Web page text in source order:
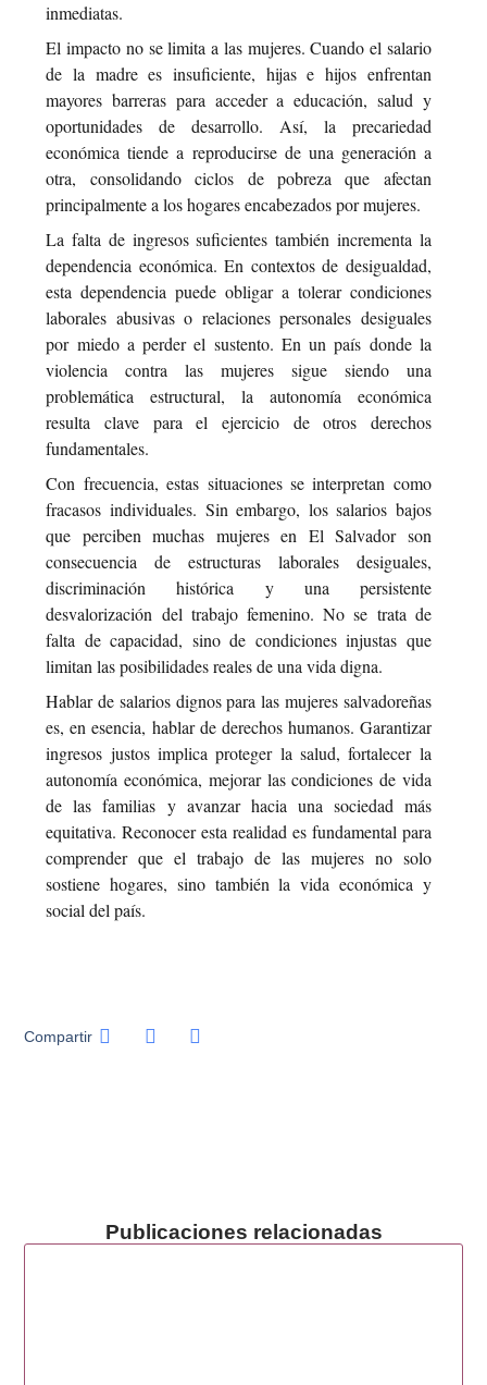
inmediatas.
El impacto no se limita a las mujeres. Cuando el salario
de la madre es insuficiente, hijas e hijos enfrentan
mayores barreras para acceder a educación, salud y
oportunidades de desarrollo. Así, la precariedad
económica tiende a reproducirse de una generación a
otra, consolidando ciclos de pobreza que afectan
principalmente a los hogares encabezados por mujeres.
La falta de ingresos suficientes también incrementa la
dependencia económica. En contextos de desigualdad,
esta dependencia puede obligar a tolerar condiciones
laborales abusivas o relaciones personales desiguales
por miedo a perder el sustento. En un país donde la
violencia contra las mujeres sigue siendo una
problemática estructural, la autonomía económica
resulta clave para el ejercicio de otros derechos
fundamentales.
Con frecuencia, estas situaciones se interpretan como
fracasos individuales. Sin embargo, los salarios bajos
que perciben muchas mujeres en El Salvador son
consecuencia de estructuras laborales desiguales,
discriminación histórica y una persistente
desvalorización del trabajo femenino. No se trata de
falta de capacidad, sino de condiciones injustas que
limitan las posibilidades reales de una vida digna.
Hablar de salarios dignos para las mujeres salvadoreñas
es, en esencia, hablar de derechos humanos. Garantizar
ingresos justos implica proteger la salud, fortalecer la
autonomía económica, mejorar las condiciones de vida
de las familias y avanzar hacia una sociedad más
equitativa. Reconocer esta realidad es fundamental para
comprender que el trabajo de las mujeres no solo
sostiene hogares, sino también la vida económica y
social del país.
Compartir
Publicaciones relacionadas